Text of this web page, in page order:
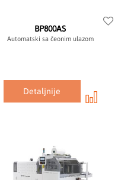
BP800AS
Automatski sa čeonim ulazom
Detaljnije